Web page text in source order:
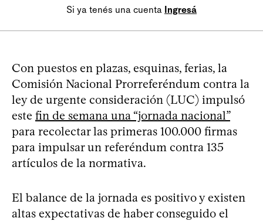
Si ya tenés una cuenta Ingresá
Con puestos en plazas, esquinas, ferias, la
Comisión Nacional Prorreferéndum contra la
ley de urgente consideración (LUC) impulsó
este fin de semana una “jornada nacional”
para recolectar las primeras 100.000 firmas
para impulsar un referéndum contra 135
artículos de la normativa.
El balance de la jornada es positivo y existen
altas expectativas de haber conseguido el